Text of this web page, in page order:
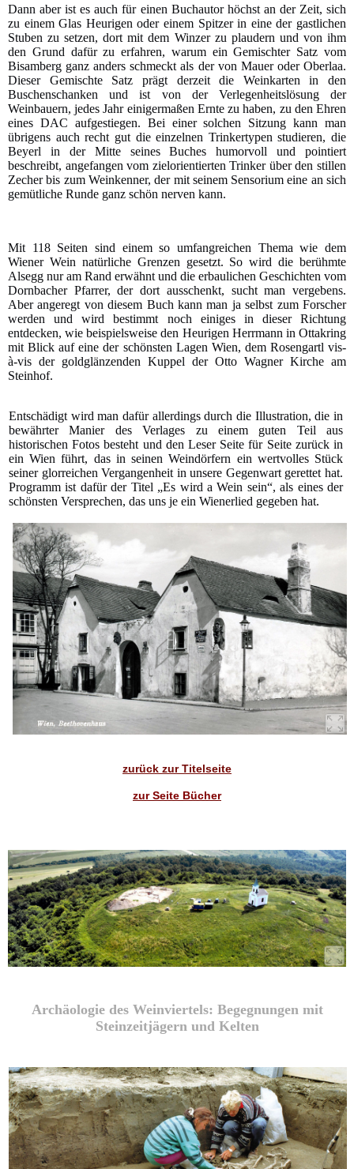
Dann aber ist es auch für einen Buchautor höchst an der Zeit, sich
zu einem Glas Heurigen oder einem Spitzer in eine der gastlichen
Stuben zu setzen, dort mit dem Winzer zu plaudern und von ihm
den Grund dafür zu erfahren, warum ein Gemischter Satz vom
Bisamberg ganz anders schmeckt als der von Mauer oder Oberlaa.
Dieser Gemischte Satz prägt derzeit die Weinkarten in den
Buschenschanken und ist von der Verlegenheitslösung der
Weinbauern, jedes Jahr einigermaßen Ernte zu haben, zu den Ehren
eines DAC aufgestiegen. Bei einer solchen Sitzung kann man
übrigens auch recht gut die einzelnen Trinkertypen studieren, die
Beyerl in der Mitte seines Buches humorvoll und pointiert
beschreibt, angefangen vom zielorientierten Trinker über den stillen
Zecher bis zum Weinkenner, der mit seinem Sensorium eine an sich
gemütliche Runde ganz schön nerven kann.
Mit 118 Seiten sind einem so umfangreichen Thema wie dem
Wiener Wein natürliche Grenzen gesetzt. So wird die berühmte
Alsegg nur am Rand erwähnt und die erbaulichen Geschichten vom
Dornbacher Pfarrer, der dort ausschenkt, sucht man vergebens.
Aber angeregt von diesem Buch kann man ja selbst zum Forscher
werden und wird bestimmt noch einiges in dieser Richtung
entdecken, wie beispielsweise den Heurigen Herrmann in Ottakring
mit Blick auf eine der schönsten Lagen Wien, dem Rosengartl vis-
à-vis der goldglänzenden Kuppel der Otto Wagner Kirche am
Steinhof.
Entschädigt wird man dafür allerdings durch die Illustration, die in
bewährter Manier des Verlages zu einem guten Teil aus
historischen Fotos besteht und den Leser Seite für Seite zurück in
ein Wien führt, das in seinen Weindörfern ein wertvolles Stück
seiner glorreichen Vergangenheit in unsere Gegenwart gerettet hat.
Programm ist dafür der Titel „Es wird a Wein sein“, als eines der
schönsten Versprechen, das uns je ein Wienerlied gegeben hat.
zurück zur Titelseite
zur Seite Bücher
Archäologie des Weinviertels: Begegnungen mit
Steinzeitjägern und Kelten